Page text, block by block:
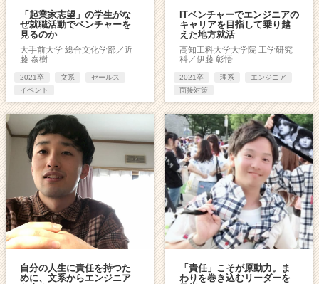
「起業家志望」の学生がな
ぜ就職活動でベンチャーを
見るのか
大手前大学 総合文化学部／近
藤 泰樹
2021卒 文系
セールス
イベント
ITベンチャーでエンジニアの
キャリアを目指して乗り越
えた地方就活
高知工科大学大学院 工学研究
科／伊藤 彰悟
2021卒 理系
エンジニア
面接対策
自分の人生に責任を持つた
めに、文系からエンジニア
「責任」こそが原動力。ま
わりを巻き込むリーダーを